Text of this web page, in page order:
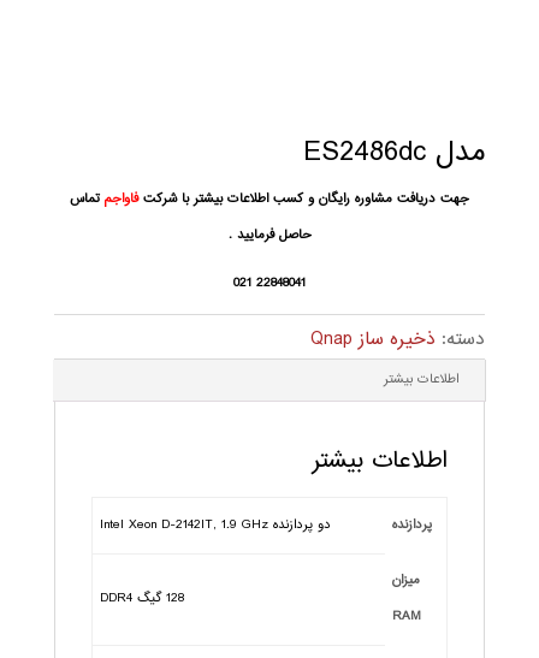
مدل ES2486dc
جهت دریافت مشاوره رایگان و کسب اطلاعات بیشتر با شرکتفاواجم تماس
حاصل فرمایید .
22848041 021
دسته: ذخیره ساز Qnap
اطلاعات بیشتر
اطلاعات بیشتر
پردازنده دو پردازنده Intel Xeon D-2142IT, 1.9 GHz
میزان
RAM
128 گیگ DDR4